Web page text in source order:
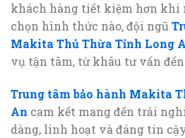
khách hàng tiết kiệm hơn khi
chọn hình thức nào, đội ngũ
Makita Thủ Thừa Tỉnh Long
vụ tận tâm, từ khâu tư vấn
Trung tâm bảo hành Makita
An cam kết mang đến trải
dàng, linh hoạt và đáng tin